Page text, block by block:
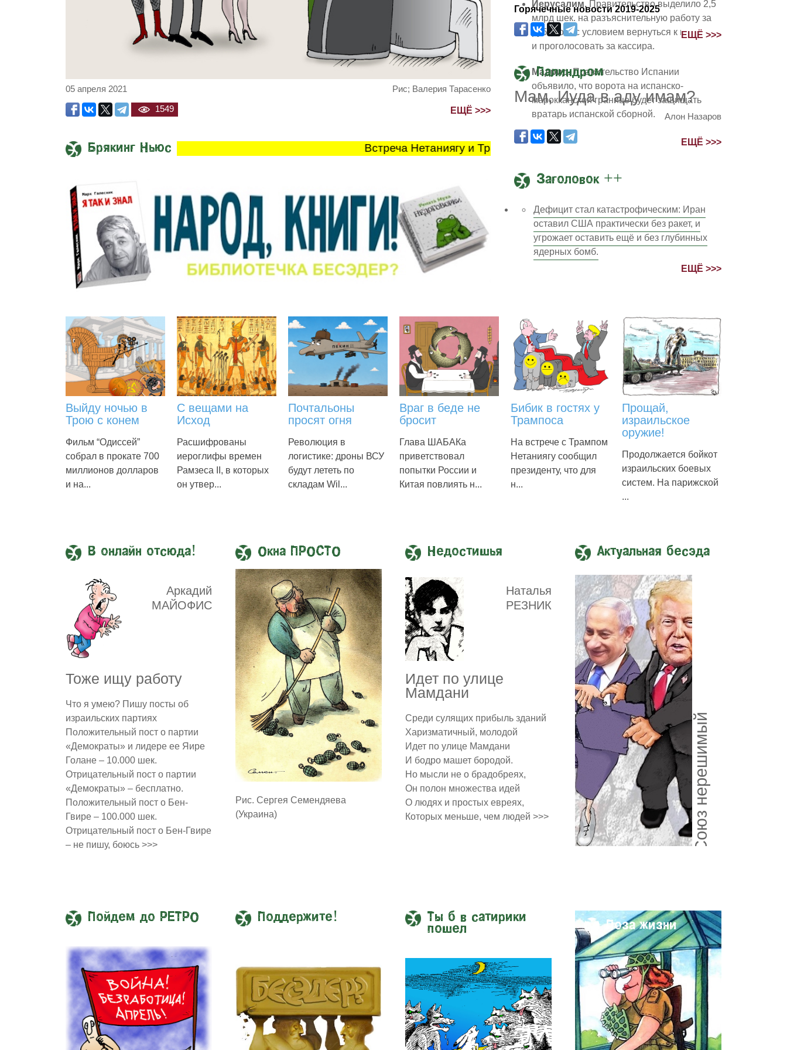
Рис; Валерия Тарасенко
05 апреля 2021
1549 ЕЩЁ >>>
Брякинг Ньюс Встреча Нетаниягу и Трампа продлилась час двадцать минут и достигла 98
Иерусалим. Правительство выделило 2,5
млрд шек. на разъяснительную работу за
рубежом, с условием вернуться к выборам
и проголосовать за кассира.
Мадрид.Правительство Испании
объявило, что ворота на испанско-
марокканской границе будет защищать
вратарь испанской сборной.
Горячечные новости 2019-2025
ЕЩЁ >>>
Палиндром
Мам, Иуда в аду имам?
Алон Назаров
ЕЩЁ >>>
Заголовок ++
Дефицит стал катастрофическим: Иран
оставил США практически без ракет, и
угрожает оставить ещё и без глубинных
ядерных бомб.
ЕЩЁ >>>
Выйду ночью в
Трою с конем
Фильм “Одиссей”
собрал в прокате 700
миллионов долларов
и на...
С вещами на
Исход
Расшифрованы
иероглифы времен
Рамзеса II, в которых
он утвер...
Почтальоны
просят огня
Революция в
логистике: дроны ВСУ
будут лететь по
складам Wil...
Враг в беде не
бросит
Глава ШАБАКа
приветствовал
попытки России и
Китая повлиять н...
Бибик в гостях у
Трампоса
На встрече с Трампом
Нетаниягу сообщил
президенту, что для
н...
Прощай,
израильское
оружие!
Продолжается бойкот
израильских боевых
систем. На парижской
...
В онлайн отсюда!
Аркадий
МАЙОФИС
Тоже ищу работу
Что я умею? Пишу посты об
израильских партиях
Положительный пост о партии
«Демократы» и лидере ее Яире
Голане – 10.000 шек.
Отрицательный пост о партии
«Демократы» – бесплатно.
Положительный пост о Бен-
Гвире – 100.000 шек.
Отрицательный пост о Бен-Гвире
– не пишу, боюсь >>>
Окна ПРОСТО
Рис. Сергея Семендяева
(Украина)
Недостишья
Наталья
РЕЗНИК
Идет по улице
Мамдани
Среди сулящих прибыль зданий
Харизматичный, молодой
Идет по улице Мамдани
И бодро машет бородой.
Но мысли не о брадобреях,
Он полон множества идей
О людях и простых евреях,
Которых меньше, чем людей >>>
Актуальная бесэда
Союз нерешимый
Пойдем до РЕТРО Поддержите!
Ты б в сатирики
пошел
Поза жизни